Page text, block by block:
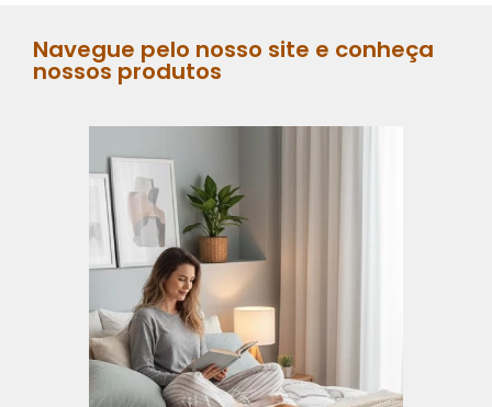
Navegue pelo nosso site e conheça
nossos produtos